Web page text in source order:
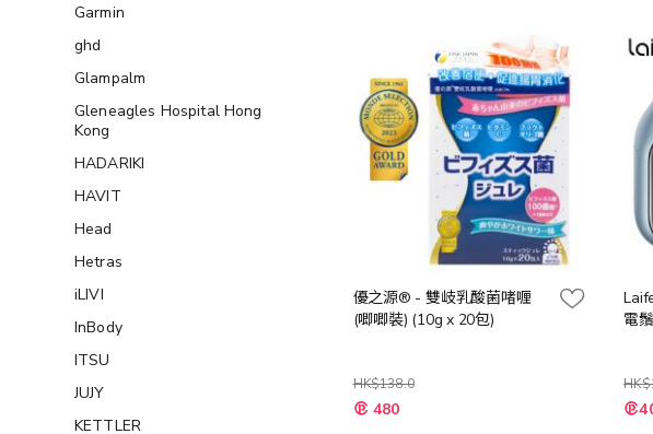
優之源® - 雙岐乳酸菌啫喱
(唧唧裝) (10g x 20包)
HK$138.0
特
殊 480
電
Garmin
ghd
Glampalm
Gleneagles Hospital Hong
Kong
HADARIKI
HAVIT
Head
Hetras
iLIVI
InBody
ITSU
JUJY
KETTLER